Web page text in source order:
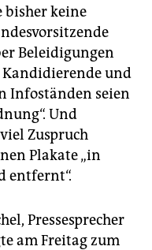
bisher keine
Beleidigungen
und
Infoständen seien
Und
Zuspruch
Plakate „in
entfernt“.
Pressesprecher
am Freitag zum